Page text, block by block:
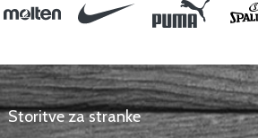
Storitve za stranke